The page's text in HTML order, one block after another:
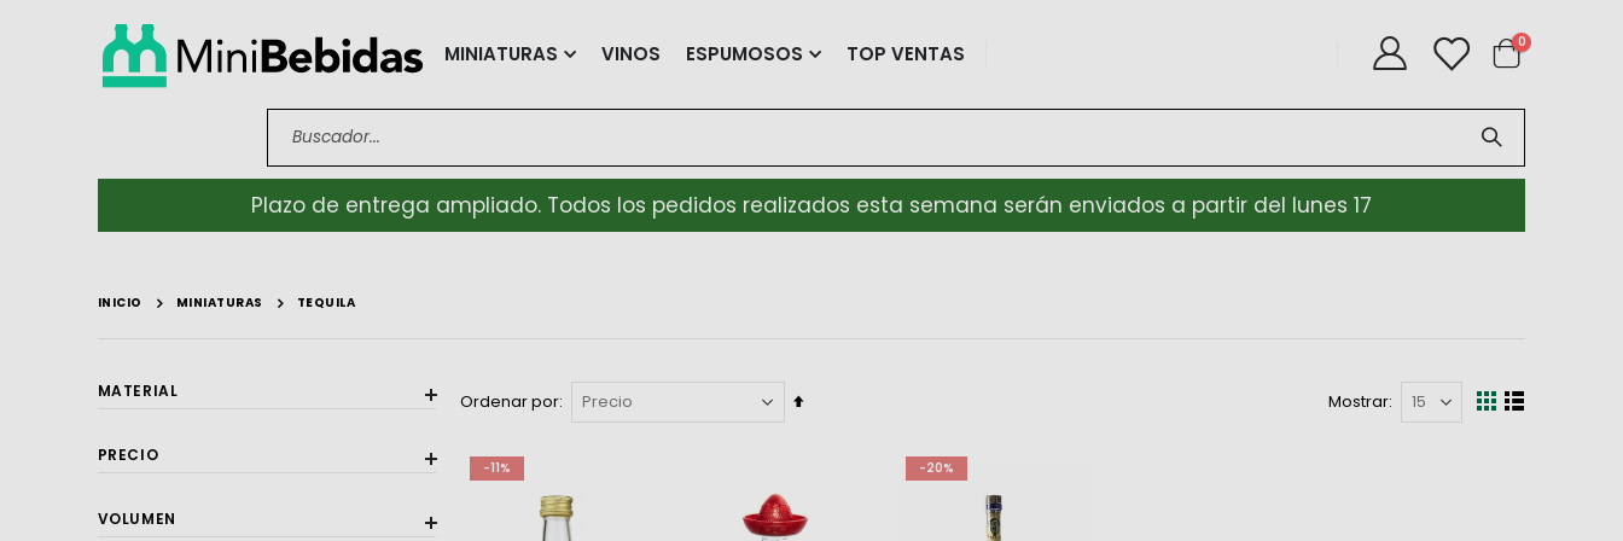
MINIATURAS VINOS ESPUMOSOS TOP VENTAS Cart
0artículos
Plazo de entrega ampliado. Todos los pedidos realizados esta semana serán enviados a partir del lunes 17
INICIO MINIATURAS TEQUILA
Ordenar por
Fijar
Descendente
Mostrar
VerParrilla
Lista
-11% -20%
MATERIAL
PRECIO
VOLUMEN